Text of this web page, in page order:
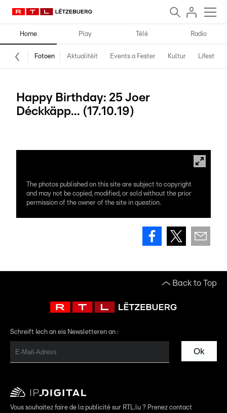
Home Play Télé Radio
Fotoen Aktualitéit Events a Fester Kultur Lifestyle
Happy Birthday: 25 Joer
Déckkäpp... (17.10.19)
The photos published on this site are subject to copyright
and may not be copied, modified, or sold without the prior
permission of the owner of the site in question.
Back to Top
Schreift Iech an eis Newsletteren an :
Ok
Vous souhaitez faire de la publicité sur RTL.lu ? Prenez contact